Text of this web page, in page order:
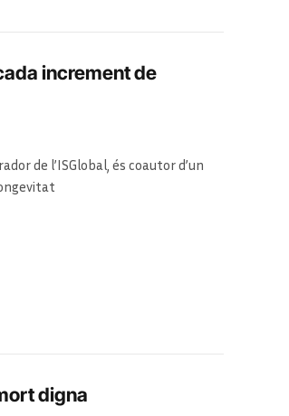
increment de
de l’ISGlobal, és coautor d’un
digna